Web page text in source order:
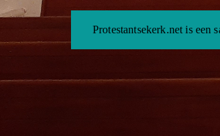
Protestantsekerk.net is een